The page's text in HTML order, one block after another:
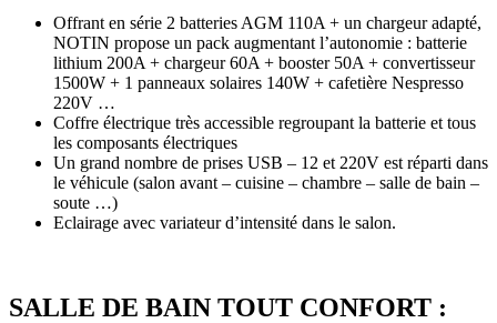
Offrant en série 2 batteries AGM 110A + un chargeur adapté,
NOTIN propose un pack augmentant l’autonomie : batterie
lithium 200A + chargeur 60A + booster 50A + convertisseur
1500W + 1 panneaux solaires 140W + cafetière Nespresso
220V …
Coffre électrique très accessible regroupant la batterie et tous
les composants électriques
Un grand nombre de prises USB – 12 et 220V est réparti dans
le véhicule (salon avant – cuisine – chambre – salle de bain –
soute …)
Eclairage avec variateur d’intensité dans le salon.
SALLE DE BAIN TOUT CONFORT :